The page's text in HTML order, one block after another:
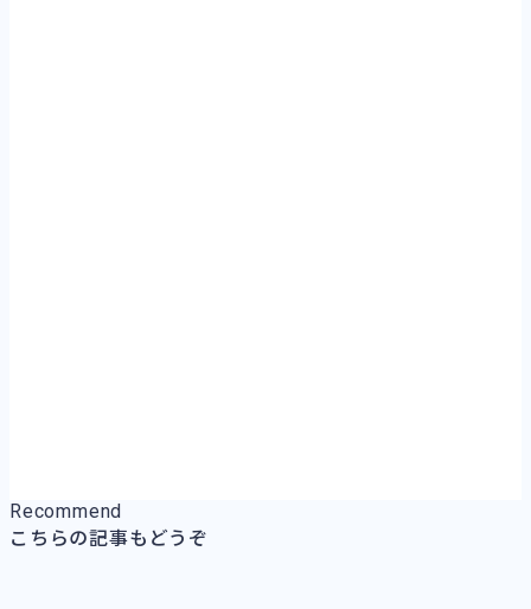
Recommend
こちらの記事もどうぞ